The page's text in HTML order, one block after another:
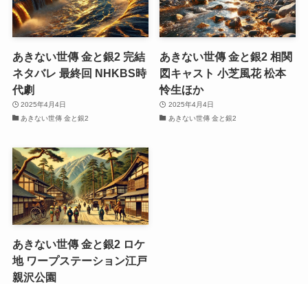
あきない世傳 金と銀2 完結
ネタバレ 最終回 NHKBS時
代劇
2025年4月4日
あきない世傳 金と銀2
あきない世傳 金と銀2 相関
図キャスト 小芝風花 松本
怜生ほか
2025年4月4日
あきない世傳 金と銀2
あきない世傳 金と銀2 ロケ
地 ワープステーション江戸
親沢公園